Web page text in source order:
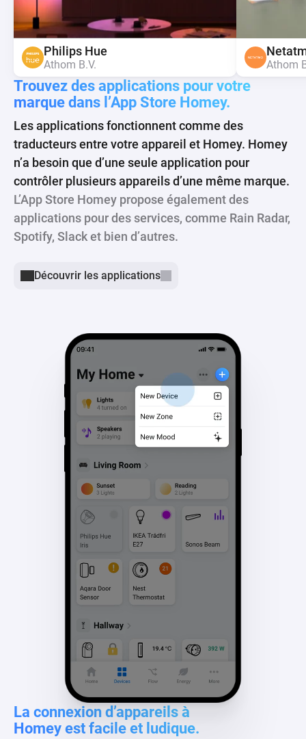
Spotify
Athom B.V.
IKEA Trådfri
IKEA
Philips Hue
Athom B.V.
Spotify
Athom B.V.
IKEA Trådfri
IKEA
Yale
ASSA
Shelly
Allterco
Athom
Yale
ASSA
Shelly
Allterco
Trouvez des applications pour votre
marque dans l’App Store Homey.
Les applications fonctionnent comme des
traducteurs entre votre appareil et Homey. Homey
n’a besoin que d’une seule application pour
contrôler plusieurs appareils d’une même marque.
L’App Store Homey propose également des
applications pour des services, comme Rain Radar,
Spotify, Slack et bien d’autres.
Découvrir les applications
La connexion d’appareils à
Homey est facile et ludique.